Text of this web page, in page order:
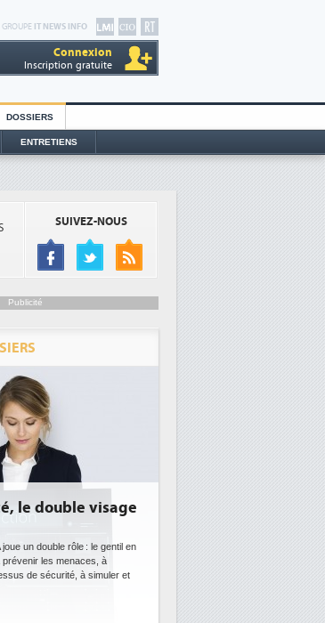
GROUPE IT NEWS INFO
Connexion
Inscription gratuite
DOSSIERS
ENTRETIENS
SUIVEZ-NOUS
Publicité
en
et
DEE: l'efficacité énergétique
bientôt une obligation pour les
datacenters
Des datacenters plus durables et plus efficaces, c'est
ce que recherchent les pouvoirs publics européens